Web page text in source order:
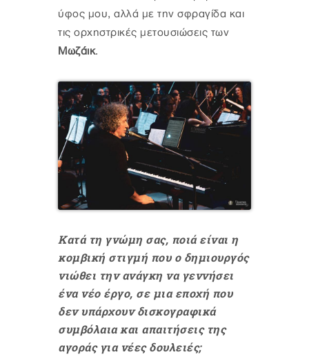
ύφος μου, αλλά με την σφραγίδα και
τις ορχηστρικές μετουσιώσεις των
Μωζάικ.
Κατά τη γνώμη σας, ποιά είναι η
κομβική στιγμή που ο δημιουργός
νιώθει την ανάγκη να γεννήσει
ένα νέο έργο, σε μια εποχή που
δεν υπάρχουν δισκογραφικά
συμβόλαια και απαιτήσεις της
αγοράς για νέες δουλειές;